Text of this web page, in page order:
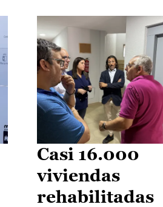
Casi 16.000
viviendas
rehabilitadas